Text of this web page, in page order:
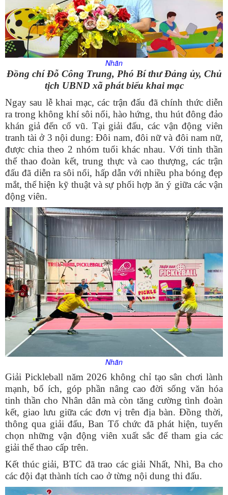
Nhãn
Đồng chí Đỗ Công Trung, Phó Bí thư Đảng ủy, Chủ
tịch UBND xã phát biểu khai mạc
Ngay sau lễ khai mạc, các trận đấu đã chính thức diễn
ra trong không khí sôi nổi, hào hứng, thu hút đông đảo
khán giả đến cổ vũ. Tại giải đấu, các vận động viên
tranh tài ở 3 nội dung: Đôi nam, đôi nữ và đôi nam nữ,
được chia theo 2 nhóm tuổi khác nhau. Với tinh thần
thể thao đoàn kết, trung thực và cao thượng, các trận
đấu đã diễn ra sôi nổi, hấp dẫn với nhiều pha bóng đẹp
mắt, thể hiện kỹ thuật và sự phối hợp ăn ý giữa các vận
động viên.
Nhãn
Giải Pickleball năm 2026 không chỉ tạo sân chơi lành
mạnh, bổ ích, góp phần nâng cao đời sống văn hóa
tinh thần cho Nhân dân mà còn tăng cường tình đoàn
kết, giao lưu giữa các đơn vị trên địa bàn. Đồng thời,
thông qua giải đấu, Ban Tổ chức đã phát hiện, tuyển
chọn những vận động viên xuất sắc để tham gia các
giải thể thao cấp trên.
Kết thúc giải, BTC đã trao các giải Nhất, Nhì, Ba cho
các đội đạt thành tích cao ở từng nội dung thi đấu.